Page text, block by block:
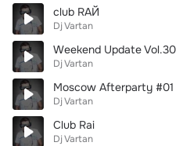
club RAЙ
Dj Vartan
Weekend Update Vol.30
Dj Vartan
Moscow Afterparty #01
Dj Vartan
Club Rai
Dj Vartan